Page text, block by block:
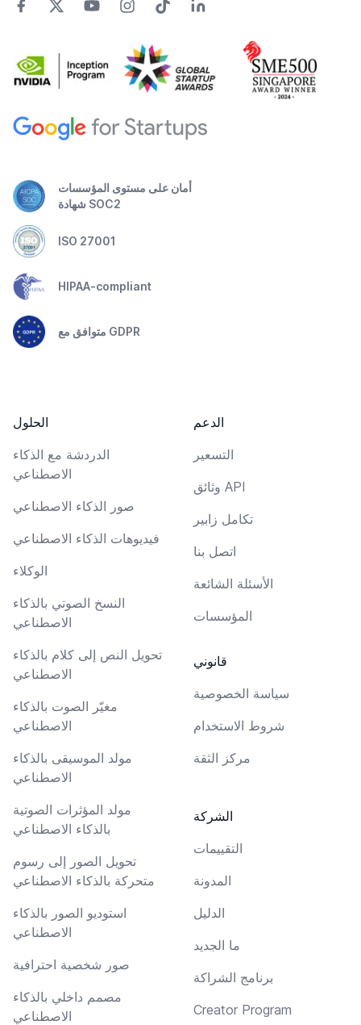
أمان على مستوى المؤسسات
شهادة SOC2
ISO 27001
HIPAA-compliant
متوافق مع GDPR
الحلول
الدردشة مع الذكاء
الاصطناعي
صور الذكاء الاصطناعي
فيديوهات الذكاء الاصطناعي
الوكلاء
النسخ الصوتي بالذكاء
الاصطناعي
تحويل النص إلى كلام بالذكاء
الاصطناعي
مغيّر الصوت بالذكاء
الاصطناعي
مولد الموسيقى بالذكاء
الاصطناعي
مولد المؤثرات الصوتية
بالذكاء الاصطناعي
تحويل الصور إلى رسوم
متحركة بالذكاء الاصطناعي
استوديو الصور بالذكاء
الاصطناعي
صور شخصية احترافية
مصمم داخلي بالذكاء
الاصطناعي
الدعم
التسعير
وثائق API
تكامل زابير
اتصل بنا
الأسئلة الشائعة
المؤسسات
قانوني
سياسة الخصوصية
شروط الاستخدام
مركز الثقة
الشركة
التقييمات
المدونة
الدليل
ما الجديد
برنامج الشراكة
Creator Program